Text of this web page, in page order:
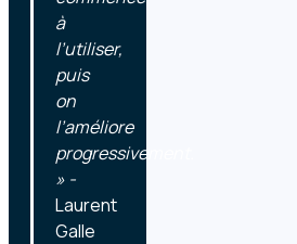
à
l’utiliser,
puis
on
l’améliore
progressivement.
» -
Laurent
Galle